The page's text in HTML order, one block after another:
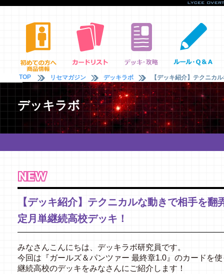
TOP リセマガジン デッキラボ 【デッキ紹介】テクニカ
デッキラボ
【デッキ紹介】テクニカルな動きで相手を翻
定月単継続高校デッキ！
みなさんこんにちは、デッキラボ研究員です。
今回は『ガールズ＆パンツァー 最終章1.0』のカードを
継続高校のデッキをみなさんにご紹介します！